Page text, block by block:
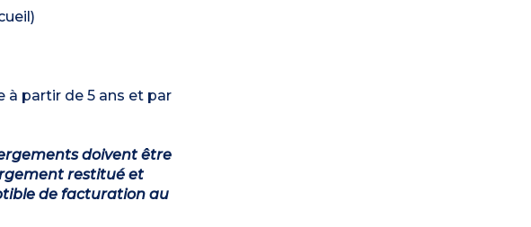
à partir de 5 ans et par
doivent être
restitué et
de facturation au